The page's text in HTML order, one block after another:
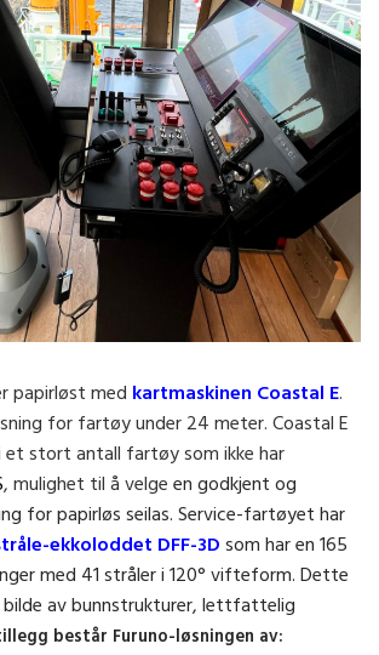
papirløst med kartmaskinen Coastal E.
for fartøy under 24 meter. Coastal E
stort antall fartøy som ikke har
, mulighet til å velgeen godkjent og
for papirløs seilas. Service-fartøyet har
ekkoloddet DFF-3Dsom har en 165
med 41 stråler i 120° vifteform. Dette
av bunnstrukturer, lettfattelig
består Furuno-løsningen av: